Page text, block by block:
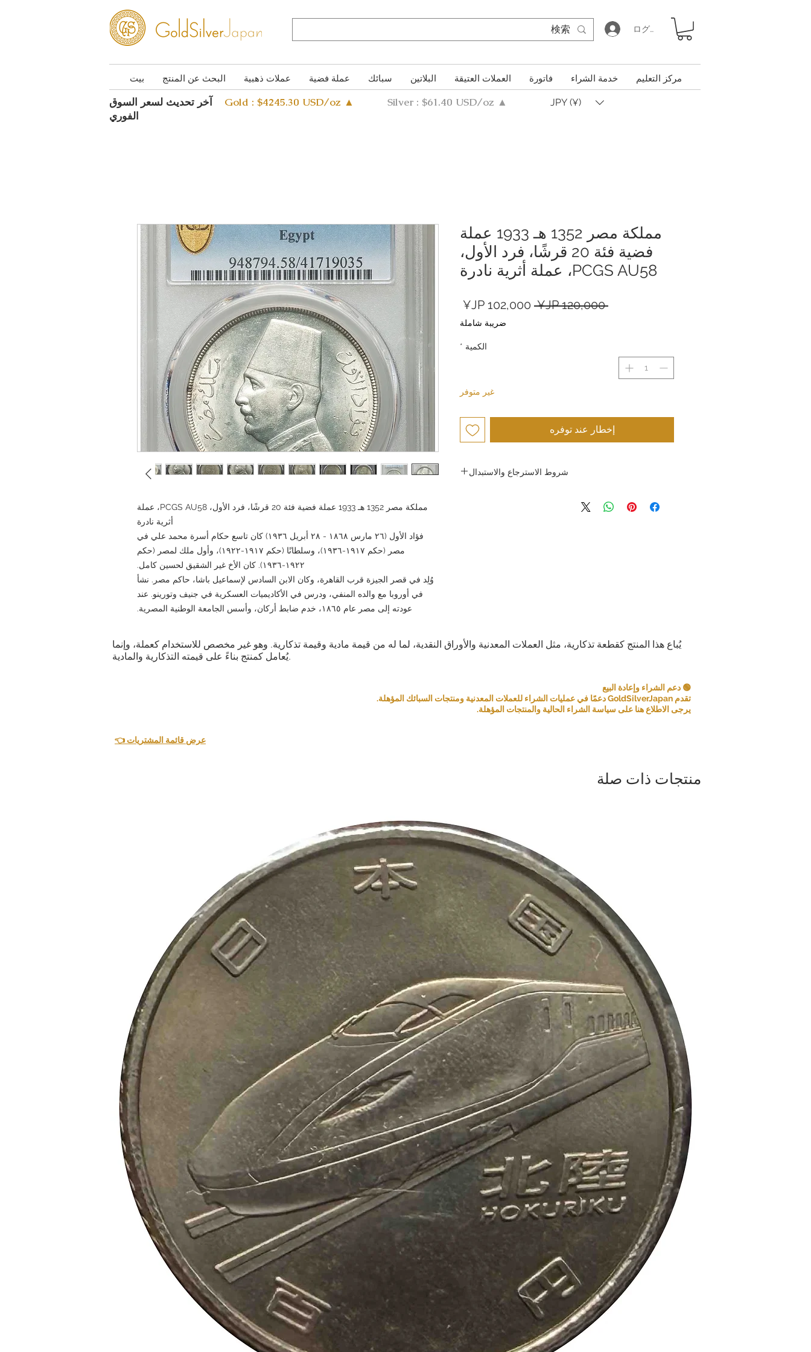
ログイン
بيت البحث عن المنتج عملات ذهبية عملة فضية سبائك البلاتين العملات العتيقة فاتورة خدمة الشراء مركز التعليم
آخر تحديث لسعر السوق
الفوري
Gold : $4245.30 USD/oz ▲ Silver : $61.40 USD/oz ▲ JPY (¥)
مملكة مصر 1352 هـ 1933 عملة فضية فئة 20 قرشًا، فرد الأول، PCGS AU58، عملة
أثرية نادرة
فؤاد الأول (٢٦ مارس ١٨٦٨ - ٢٨ أبريل ١٩٣٦) كان تاسع حكام أسرة محمد علي في
مصر (حكم ١٩١٧-١٩٣٦)، وسلطانًا (حكم ١٩١٧-١٩٢٢)، وأول ملك لمصر (حكم
١٩٢٢-١٩٣٦). كان الأخ غير الشقيق لحسين كامل.
وُلِد في قصر الجيزة قرب القاهرة، وكان الابن السادس لإسماعيل باشا، حاكم مصر. نشأ
في أوروبا مع والده المنفي، ودرس في الأكاديميات العسكرية في جنيف وتورينو. عند
عودته إلى مصر عام ١٨٦٥، خدم ضابط أركان، وأسس الجامعة الوطنية المصرية.
مملكة مصر 1352 هـ 1933 عملة
فضية فئة 20 قرشًا، فرد الأول،
PCGS AU58، عملة أثرية نادرة
‏120,000 JP¥
سعر
البيعضريبة شاملة
الكمية *
غير متوفر
إخطار عند توفره
شروط الاسترجاع والاستبدال
المحدودة جاهدةً لتقديم منتجات وخدمات عالية الجودة وضمان رضا
التعامل معك في المستقبل.
نشكر تفهمكم وتعاونكم. رضاكم هو أولويتنا القصوى، وسنبذل قصارى
جهدنا لنقدم لكم تجربة تسوق مميزة.
يُباع هذا المنتج كقطعة تذكارية، مثل العملات المعدنية والأوراق النقدية، لما له من قيمة مادية وقيمة تذكارية. وهو غير مخصص للاستخدام كعملة، وإنما
يُعامل كمنتج بناءً على قيمته التذكارية والمادية.
🟢 دعم الشراء وإعادة البيع
تقدم GoldSilverJapan دعمًا في عمليات الشراء للعملات المعدنية ومنتجات السبائك المؤهلة.
يرجى الاطلاع هنا على سياسة الشراء الحالية والمنتجات المؤهلة.
👈 عرض قائمة المشتريات
منتجات ذات صلة